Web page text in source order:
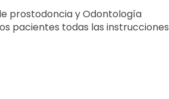
prostodoncia y Odontología
pacientes todas las instrucciones